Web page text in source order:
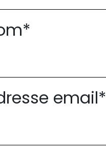
email*